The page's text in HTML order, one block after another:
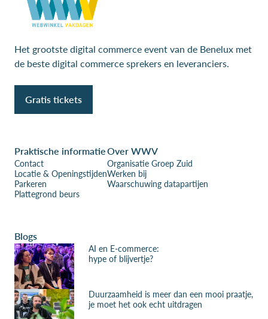
Het grootste digital commerce event van de Benelux met
de beste digital commerce sprekers en leveranciers.
Gratis tickets
Praktische informatie
Contact
Locatie & Openingstijden
Parkeren
Plattegrond beurs
Over WWV
Organisatie Groep Zuid
Werken bij
Waarschuwing datapartijen
Blogs
AI en E-commerce:
hype of blijvertje?
Duurzaamheid is meer dan een mooi praatje,
je moet het ook echt uitdragen